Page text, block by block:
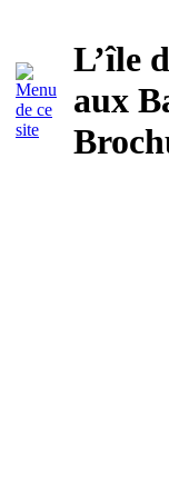
L’île
aux